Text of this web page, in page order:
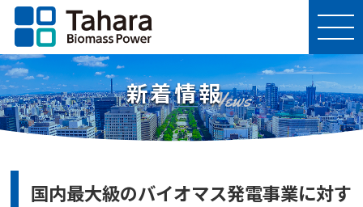
新着情報News
国内最大級のバイオマス発電事業に対す